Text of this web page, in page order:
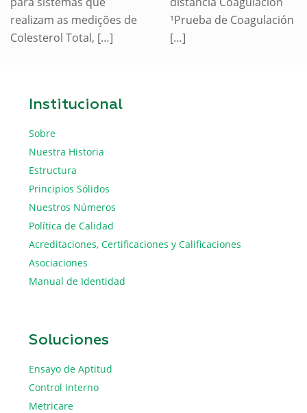
realizam as medições de
Colesterol Total, […]
¹Prueba de Coagulación
[…]
Institucional
Sobre
Nuestra Historia
Estructura
Principios Sólidos
Nuestros Números
Política de Calidad
Acreditaciones, Certificaciones y Calificaciones
Asociaciones
Manual de Identidad
Soluciones
Ensayo de Aptitud
Control Interno
Metricare